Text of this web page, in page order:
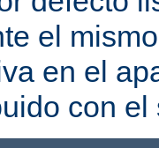
el
en el
con el